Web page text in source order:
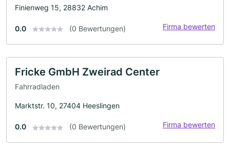
Finienweg 15, 28832 Achim
0.0 (0 Bewertungen) Firma bewerten
Fricke GmbH Zweirad Center
Fahrradladen
Marktstr. 10, 27404 Heeslingen
0.0 (0 Bewertungen) Firma bewerten